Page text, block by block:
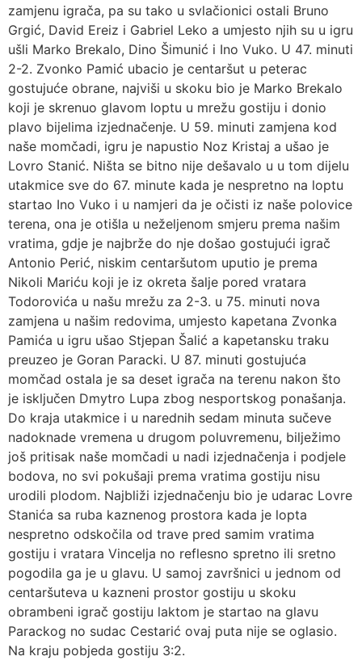
zamjenu igrača, pa su tako u svlačionici ostali Bruno
Grgić, David Ereiz i Gabriel Leko a umjesto njih su u igru
ušli Marko Brekalo, Dino Šimunić i Ino Vuko. U 47. minuti
2-2. Zvonko Pamić ubacio je centaršut u peterac
gostujuće obrane, najviši u skoku bio je Marko Brekalo
koji je skrenuo glavom loptu u mrežu gostiju i donio
plavo bijelima izjednačenje. U 59. minuti zamjena kod
naše momčadi, igru je napustio Noz Kristaj a ušao je
Lovro Stanić. Ništa se bitno nije dešavalo u u tom dijelu
utakmice sve do 67. minute kada je nespretno na loptu
startao Ino Vuko i u namjeri da je očisti iz naše polovice
terena, ona je otišla u neželjenom smjeru prema našim
vratima, gdje je najbrže do nje došao gostujući igrač
Antonio Perić, niskim centaršutom uputio je prema
Nikoli Mariću koji je iz okreta šalje pored vratara
Todorovića u našu mrežu za 2-3. u 75. minuti nova
zamjena u našim redovima, umjesto kapetana Zvonka
Pamića u igru ušao Stjepan Šalić a kapetansku traku
preuzeo je Goran Paracki. U 87. minuti gostujuća
momčad ostala je sa deset igrača na terenu nakon što
je isključen Dmytro Lupa zbog nesportskog ponašanja.
Do kraja utakmice i u narednih sedam minuta sučeve
nadoknade vremena u drugom poluvremenu, bilježimo
još pritisak naše momčadi u nadi izjednačenja i podjele
bodova, no svi pokušaji prema vratima gostiju nisu
urodili plodom. Najbliži izjednačenju bio je udarac Lovre
Stanića sa ruba kaznenog prostora kada je lopta
nespretno odskočila od trave pred samim vratima
gostiju i vratara Vincelja no reflesno spretno ili sretno
pogodila ga je u glavu. U samoj završnici u jednom od
centaršuteva u kazneni prostor gostiju u skoku
obrambeni igrač gostiju laktom je startao na glavu
Parackog no sudac Cestarić ovaj puta nije se oglasio.
Na kraju pobjeda gostiju 3:2.